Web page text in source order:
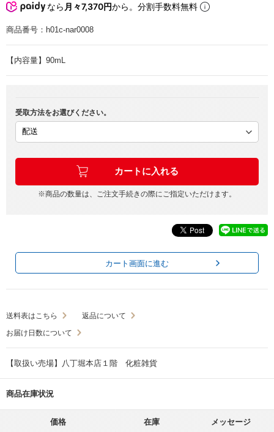
なら 月々7,370円から。分割手数料無料
商品番号： h01c-nar0008
【内容量】90mL
受取方法をお選びください。
※商品の数量は、ご注文手続きの際にご指定いただけます。
カート画面に進む
送料表はこちら
返品について
お届け日数について
【取扱い売場】八丁堀本店１階 化粧雑貨
商品在庫状況
価格 在庫 メッセージ